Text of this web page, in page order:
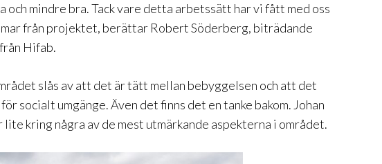
och mindre bra. Tack vare detta arbetssätt har vi fått med oss
från projektet, berättar Robert Söderberg, biträdande
Hifab.
slås av att det är tätt mellan bebyggelsen och att det
socialt umgänge. Även det finns det en tanke bakom. Johan
kring några av de mest utmärkande aspekterna i området.